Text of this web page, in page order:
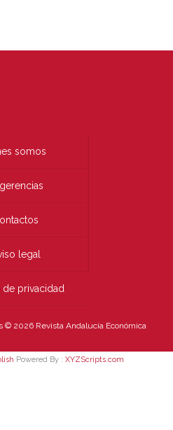
somos
legal
de privacidad
© 2026 Revista Andalucía Económica
Powered By : XYZScripts.com